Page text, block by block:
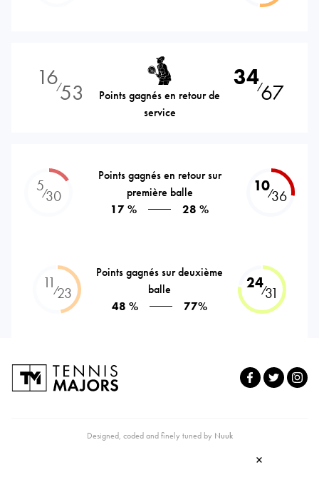
16⁄53
Points gagnés en retour de
service
34⁄67
5⁄30
Points gagnés en retour sur
première balle
17 %
28 %
10⁄36
11⁄23
Points gagnés sur deuxième
balle
48 %
77%
24⁄31
Designed, coded and finely tuned by Nuuk
×